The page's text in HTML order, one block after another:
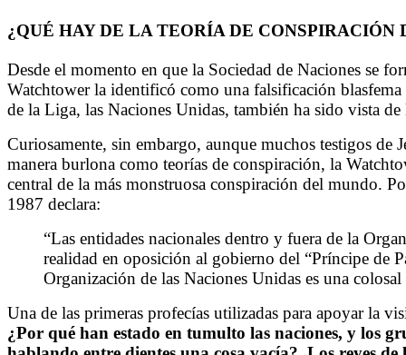
¿QUÉ HAY DE LA TEORÍA DE
Desde el momento en que la Sociedad de Naciones se
Watchtower la identificó como una falsificación
de la Liga, las Naciones Unidas, también ha sido vista de
Curiosamente, sin embargo, aunque muchos testigos de
manera burlona como teorías de conspiración, la
central de la más monstruosa conspiración del mundo.
1987 declara:
“Las entidades nacionales dentro y fuera de la
realidad en oposición al gobierno del “Príncipe de
Organización de las Naciones Unidas es una
Una de las primeras profecías utilizadas para apoyar la
¿Por qué han estado en tumulto las naciones, y los